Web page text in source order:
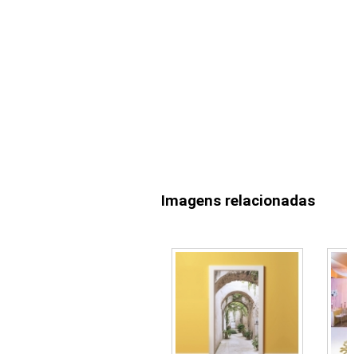
Imagens relacionadas